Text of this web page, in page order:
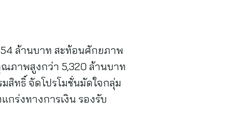
54 ล้านบาท สะท้อนศักยภาพ
ภาพสูงกว่า 5,320 ล้านบาท
สิทธิ์ จัดโปรโมชั่นมัดใจกลุ่ม
ร่งทางการเงิน รองรับ